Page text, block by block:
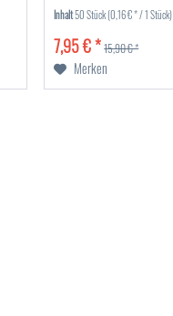
Inhalt50 Stück(0,16 € * / 1 Stück)
7,95 € *15,90 € *
Merken